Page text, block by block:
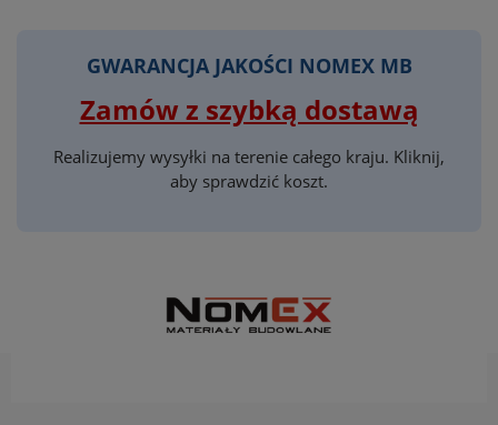
GWARANCJA JAKOŚCI NOMEX MB
Zamów z szybką dostawą
Realizujemy wysyłki na terenie całego kraju. Kliknij,
aby sprawdzić koszt.